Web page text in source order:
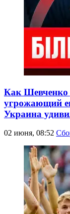
Как Шевченко
угрожающий
Украина
02 июня, 08:52